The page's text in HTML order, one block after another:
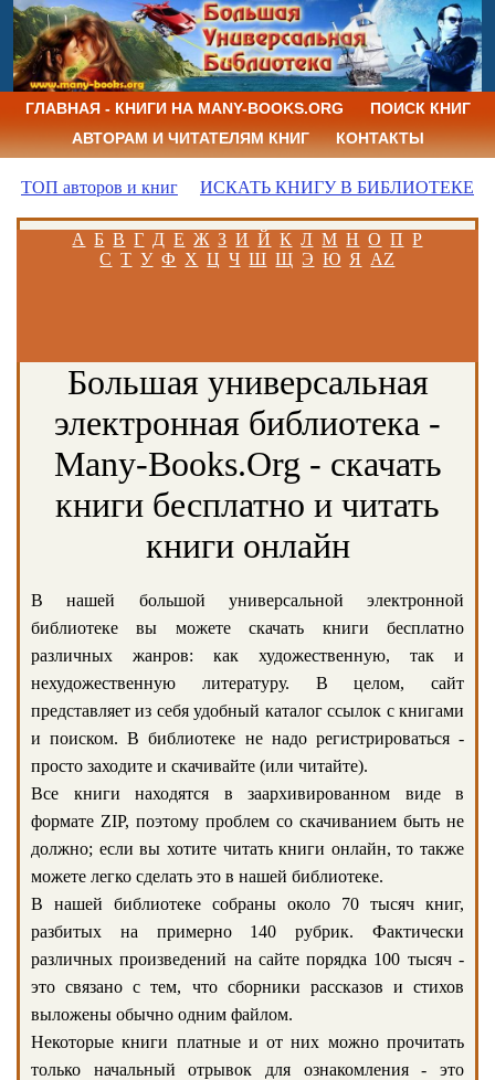
ГЛАВНАЯ - КНИГИ НА MANY-BOOKS.ORG
ПОИСК КНИГ
АВТОРАМ И ЧИТАТЕЛЯМ КНИГ
КОНТАКТЫ
ТОП авторов и книг ИСКАТЬ КНИГУ В БИБЛИОТЕКЕ
А Б В Г Д Е Ж З И Й К Л М Н О П Р
С Т У Ф Х Ц Ч Ш Щ Э Ю Я AZ
Большая универсальная
электронная библиотека -
Many-Books.Org - скачать
книги бесплатно и читать
книги онлайн
В нашей большой универсальной электронной
библиотеке вы можете скачать книги бесплатно
различных жанров: как художественную, так и
нехудожественную литературу. В целом, сайт
представляет из себя удобный каталог ссылок с книгами
и поиском. В библиотеке не надо регистрироваться -
просто заходите и скачивайте (или читайте).
Все книги находятся в заархивированном виде в
формате ZIP, поэтому проблем со скачиванием быть не
должно; если вы хотите читать книги онлайн, то также
можете легко сделать это в нашей библиотеке.
В нашей библиотеке собраны около 70 тысяч книг,
разбитых на примерно 140 рубрик. Фактически
различных произведений на сайте порядка 100 тысяч -
это связано с тем, что сборники рассказов и стихов
выложены обычно одним файлом.
Некоторые книги платные и от них можно прочитать
только начальный отрывок для ознакомления - это